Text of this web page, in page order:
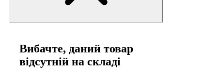
Вибачте, даний товар
відсутній на складі